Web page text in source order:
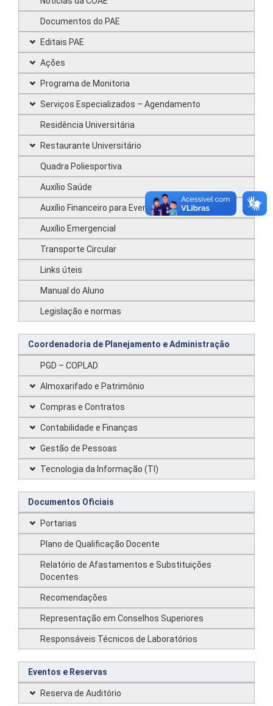
Documentos do PAE
Editais PAE
Ações
Programa de Monitoria
Serviços Especializados – Agendamento
Residência Universitária
Restaurante Universitário
Quadra Poliesportiva
Auxílio Saúde
Auxílio Financeiro para Evento
Auxílio Emergencial
Transporte Circular
Links úteis
Manual do Aluno
Legislação e normas
Coordenadoria de Planejamento e Administração
PGD – COPLAD
Almoxarifado e Patrimônio
Compras e Contratos
Contabilidade e Finanças
Gestão de Pessoas
Tecnologia da Informação (TI)
Documentos Oficiais
Portarias
Plano de Qualificação Docente
Relatório de Afastamentos e Substituições
Docentes
Recomendações
Representação em Conselhos Superiores
Responsáveis Técnicos de Laboratórios
Eventos e Reservas
Reserva de Auditório